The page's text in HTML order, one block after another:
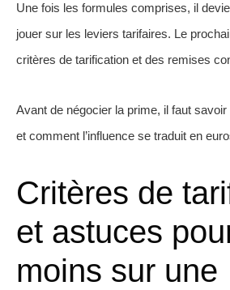
Une fois les formules comprises, il
jouer sur les leviers tarifaires. Le
critères de tarification et des remises
Avant de négocier la prime, il faut
et comment l’influence se traduit en
Critères de
et astuces
moins sur une